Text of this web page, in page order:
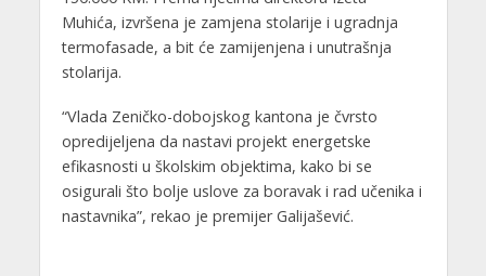
Muhića, izvršena je zamjena stolarije i ugradnja
termofasade, a bit će zamijenjena i unutrašnja
stolarija.
“Vlada Zeničko-dobojskog kantona je čvrsto
opredijeljena da nastavi projekt energetske
efikasnosti u školskim objektima, kako bi se
osigurali što bolje uslove za boravak i rad učenika i
nastavnika”, rekao je premijer Galijašević.